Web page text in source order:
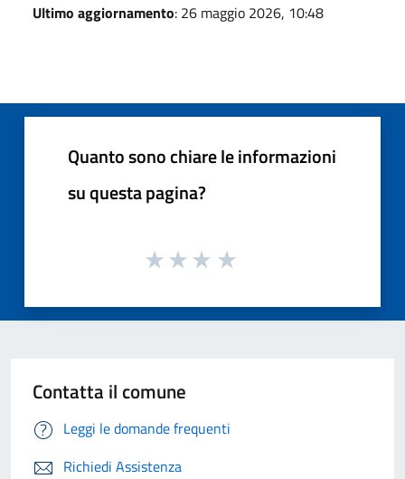
Ultimo aggiornamento: 26 maggio 2026, 10:48
Quanto sono chiare le informazioni
su questa pagina?
Contatta il comune
Leggi le domande frequenti
Richiedi Assistenza